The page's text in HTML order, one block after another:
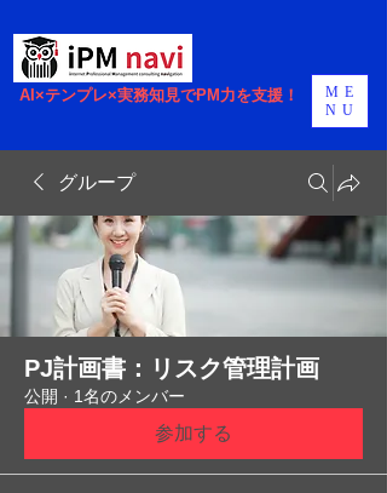
AI×テンプレ×実務知見でPM力を支援！
ME
NU
グループ
PJ計画書：リスク管理計画
公開 · 1名のメンバー
参加する